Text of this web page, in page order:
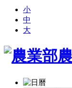
小
中
大